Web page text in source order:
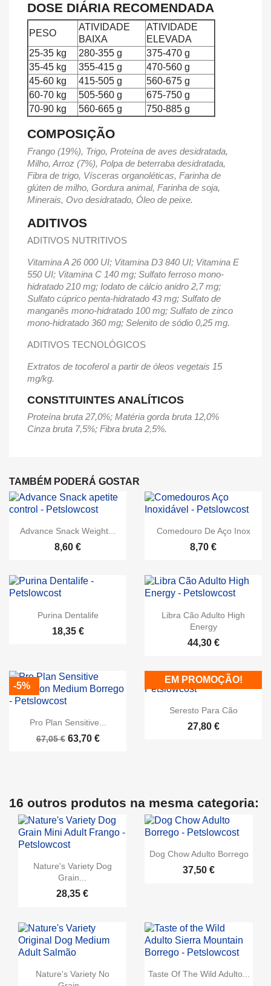
DOSE DIÁRIA RECOMENDADA
PESO
ATIVIDADE
BAIXA
ATIVIDADE
ELEVADA
25-35 kg
280-355 g
375-470 g
35-45 kg
355-415 g
470-560 g
45-60 kg
415-505 g
560-675 g
60-70 kg
505-560 g
675-750 g
70-90 kg
560-665 g 750-885 g
COMPOSIÇÃO
Frango (19%), Trigo, Proteína de aves desidratada,
Milho, Arroz (7%), Polpa de beterraba desidratada,
Fibra de trigo, Vísceras organoléticas, Farinha de
glúten de milho, Gordura animal, Farinha de soja,
Minerais, Ovo desidratado, Óleo de peixe.
ADITIVOS
ADITIVOS NUTRITIVOS
Vitamina A 26 000 UI; Vitamina D3 840 UI; Vitamina E
550 UI; Vitamina C 140 mg; Sulfato ferroso mono-
hidratado 210 mg; Iodato de cálcio anidro 2,7 mg;
Sulfato cúprico penta-hidratado 43 mg; Sulfato de
manganês mono-hidratado 100 mg; Sulfato de zinco
mono-hidratado 360 mg; Selenito de sódio 0,25 mg.
ADITIVOS TECNOLÓGICOS
Extratos de tocoferol a partir de óleos vegetais 15
mg/kg.
CONSTITUINTES ANALÍTICOS
Proteína bruta 27,0%; Matéria gorda bruta 12,0%
Cinza bruta 7,5%; Fibra bruta 2,5%.
TAMBÉM PODERÁ GOSTAR
Advance Snack Weight...
8,60 €
Comedouro De Aço Inox
8,70 €
Purina Dentalife
18,35 €
Libra Cão Adulto High
Energy
44,30 €
Pro Plan Sensitive...
67,05 € 63,70 €
-5%
Seresto Para Cão
27,80 €
EM PROMOÇÃO!
16 outros produtos na mesma categoria:
Nature's Variety Dog
Grain...
28,35 €
Dog Chow Adulto Borrego
37,50 €
Nature's Variety No
Taste Of The Wild Adulto...